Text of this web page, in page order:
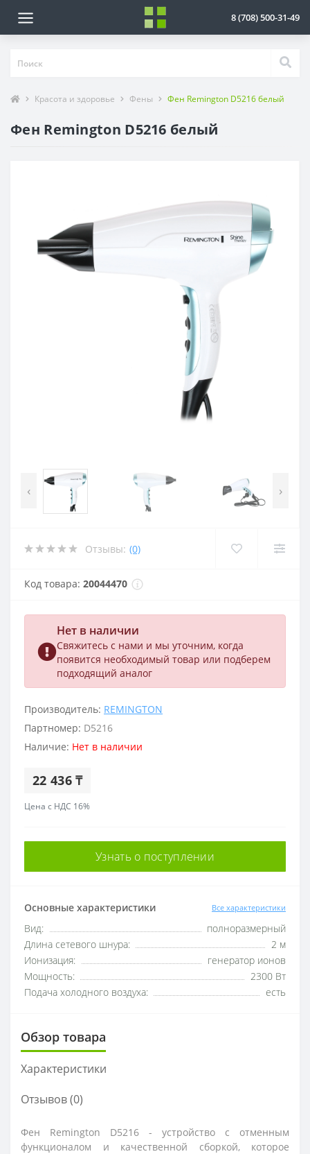
8 (708) 500-31-49
Красота и здоровье Фены Фен Remington D5216 белый
Фен Remington D5216 белый
‹ ›
Отзывы: (0)
Код товара: 20044470
Нет в наличии
Свяжитесь с нами и мы уточним, когда
появится необходимый товар или подберем
подходящий аналог
Производитель: REMINGTON
Партномер: D5216
Наличие: Нет в наличии
22 436 ₸
Цена с НДС 16%
Узнать о поступлении
Основные характеристики Все характеристики
Вид:
полноразмерный
Длина сетевого шнура:
2 м
Ионизация:
генератор ионов
Мощность:
2300 Вт
Подача холодного воздуха:
есть
Обзор товара
Характеристики
Отзывов (0)
Фен Remington D5216 - устройство с отменным
функционалом и качественной сборкой, которое